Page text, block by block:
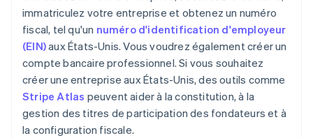
immatriculez votre entreprise et obtenez un numéro
fiscal, tel qu'un numéro d'identification d'employeur
(EIN)aux États-Unis. Vous voudrez également créer un
compte bancaire professionnel. Si vous souhaitez
créer une entreprise aux États-Unis, des outils comme
Stripe Atlas peuvent aider à la constitution, à la
gestion des titres de participation des fondateurs et à
la configuration fiscale.